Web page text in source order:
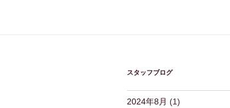
シ
ョ
スタッフブログ
2024年8月 (1)